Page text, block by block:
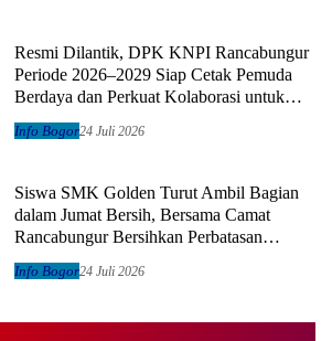
Resmi Dilantik, DPK KNPI Rancabungur
Periode 2026–2029 Siap Cetak Pemuda
Berdaya dan Perkuat Kolaborasi untuk
Kemajuan Daerah
Info Bogor24 Juli 2026
Siswa SMK Golden Turut Ambil Bagian
dalam Jumat Bersih, Bersama Camat
Rancabungur Bersihkan Perbatasan
Rancabungur–Ciampea
Info Bogor24 Juli 2026